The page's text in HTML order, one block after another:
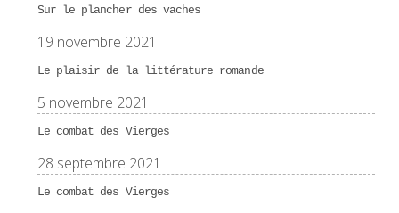
Sur le plancher des vaches
19 novembre 2021
Le plaisir de la littérature romande
5 novembre 2021
Le combat des Vierges
28 septembre 2021
Le combat des Vierges